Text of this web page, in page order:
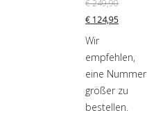
gewählt
werden
€249,90
€ 124,95
Wir
empfehlen,
eine Nummer
größer zu
bestellen.